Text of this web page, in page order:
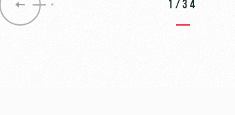
1/34